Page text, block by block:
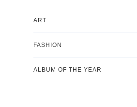
ART
FASHION
ALBUM OF THE YEAR